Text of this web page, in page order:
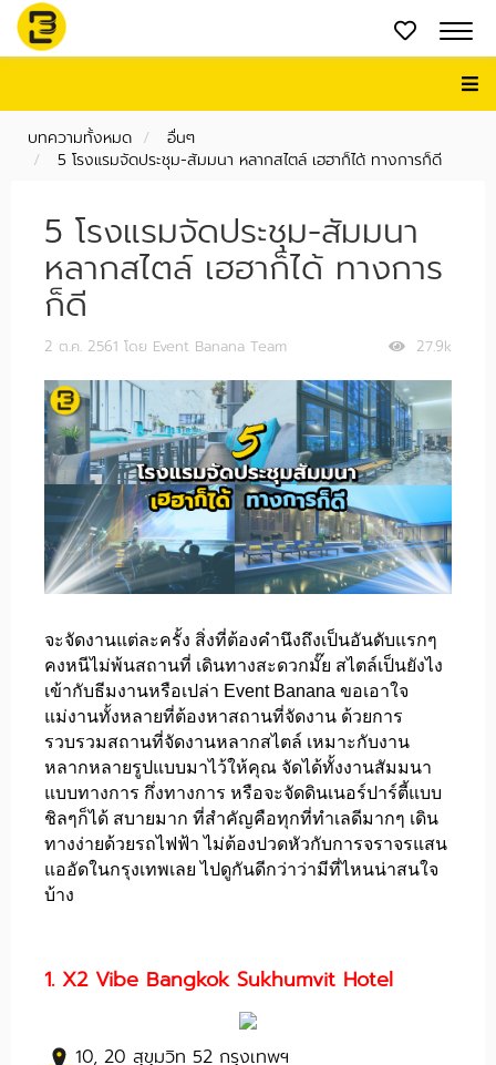
บทความทั้งหมด
อื่นๆ
5 โรงแรมจัดประชุม-สัมมนา หลากสไตล์ เฮฮาก็ได้ ทางการก็ดี
5 โรงแรมจัดประชุม-สัมมนา
หลากสไตล์ เฮฮาก็ได้ ทางการ
ก็ดี
27.9k
2 ต.ค. 2561 โดย Event Banana Team
จะจัดงานแต่ละครั้ง สิ่งที่ต้องคำนึงถึงเป็นอันดับแรกๆ
คงหนีไม่พ้นสถานที่ เดินทางสะดวกมั๊ย สไตล์เป็นยังไง
เข้ากับธีมงานหรือเปล่า Event Banana ขอเอาใจ
แม่งานทั้งหลายที่ต้องหาสถานที่จัดงาน ด้วยการ
รวบรวมสถานที่จัดงานหลากสไตล์ เหมาะกับงาน
หลากหลายรูปแบบมาไว้ให้คุณ จัดได้ทั้งงานสัมมนา
แบบทางการ กึ่งทางการ หรือจะจัดดินเนอร์ปาร์ตี้แบบ
ชิลๆก็ได้ สบายมาก ที่สำคัญคือทุกที่ทำเลดีมากๆ เดิน
ทางง่ายด้วยรถไฟฟ้า ไม่ต้องปวดหัวกับการจราจรแสน
แออัดในกรุงเทพเลย ไปดูกันดีกว่าว่ามีที่ไหนน่าสนใจ
บ้าง
1. X2 Vibe Bangkok Sukhumvit Hotel
10, 20 สุขุมวิท 52 กรุงเทพฯ